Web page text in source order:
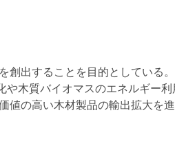
出することを目的としている。
木質バイオマスのエネルギー利
値の高い木材製品の輸出拡大を